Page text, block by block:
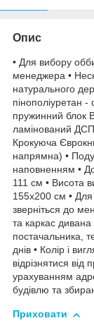
Опис
• Для вибору
менеджера •
натурального
пінополіуретан
пружинний блок
ламінований
Крокуюча
напрямна) •
наповненням •
111 см • Висота
155х200 см • Для
зверніться до
та каркас
постачальника,
днів • Колір і
відрізнятися від
урахуванням
будівлю та
Приховати